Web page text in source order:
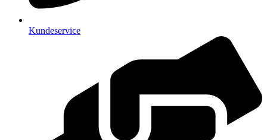
Kundeservice